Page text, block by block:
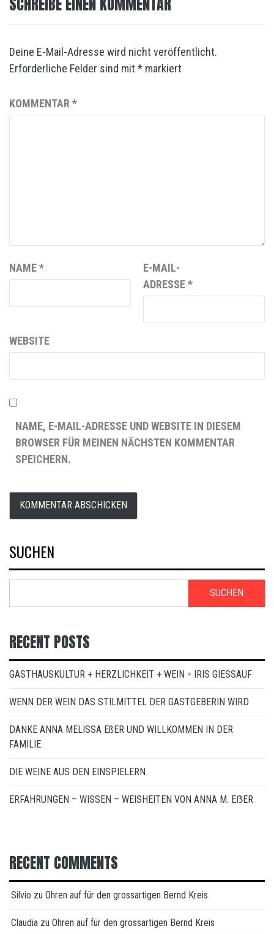
Deine E-Mail-Adresse wird nicht veröffentlicht.
Erforderliche Felder sind mit * markiert
KOMMENTAR *
NAME*
E-MAIL-
ADRESSE*
WEBSITE
NAME, E-MAIL-ADRESSE UND WEBSITE IN DIESEM
BROWSER FÜR MEINEN NÄCHSTEN KOMMENTAR
SPEICHERN.
SUCHEN
SUCHEN
RECENT POSTS
GASTHAUSKULTUR + HERZLICHKEIT + WEIN = IRIS GIESSAUF
WENN DER WEIN DAS STILMITTEL DER GASTGEBERIN WIRD
DANKE ANNA MELISSA EßER UND WILLKOMMEN IN DER
FAMILIE
DIE WEINE AUS DEN EINSPIELERN
ERFAHRUNGEN – WISSEN – WEISHEITEN VON ANNA M. EẞER
RECENT COMMENTS
Silvio zu Ohren auf für den grossartigen Bernd Kreis
Claudia zu Ohren auf für den grossartigen Bernd Kreis